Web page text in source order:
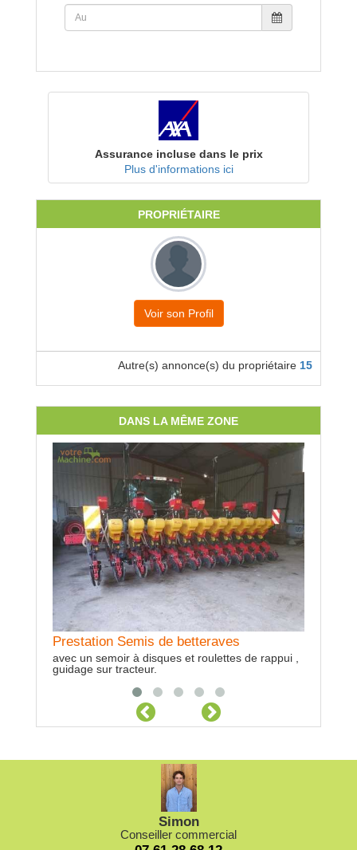
Assurance incluse dans le prix
Plus d'informations ici
PROPRIÉTAIRE
Voir son Profil
Autre(s) annonce(s) du propriétaire 15
DANS LA MÊME ZONE
Prestation Semis de betteraves
avec un semoir à disques et roulettes de rappui ,
guidage sur tracteur.
Prestation Tracteur + Benne TP
Tracteur case puma 195 de 2009 et benne tp
royer 11m3 photo non correspondante
Simon
Conseiller commercial